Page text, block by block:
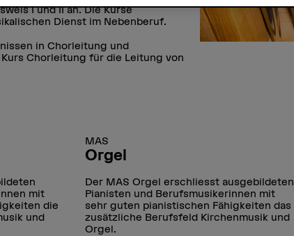
I und II an. Die Kurse
Dienst im Nebenberuf.
in Chorleitung und
Chorleitung für die Leitung von
mit
die
und
MAS
Orgel
Der MAS Orgel erschliesst ausgebildeten
Pianisten und Berufsmusikerinnen mit
sehr guten pianistischen Fähigkeiten das
zusätzliche Berufsfeld Kirchenmusik und
Orgel.